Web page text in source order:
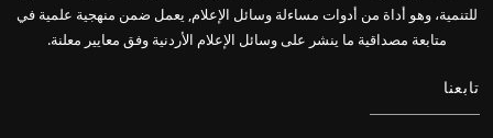
للتنمية، وهو أداة من أدوات مساءلة وسائل الإعلام, يعمل ضمن منهجية علمية في
متابعة مصداقية ما ينشر على وسائل الإعلام الأردنية وفق معايير معلنة.
تابعنا